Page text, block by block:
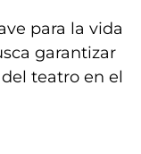
para la vida
garantizar
teatro en el